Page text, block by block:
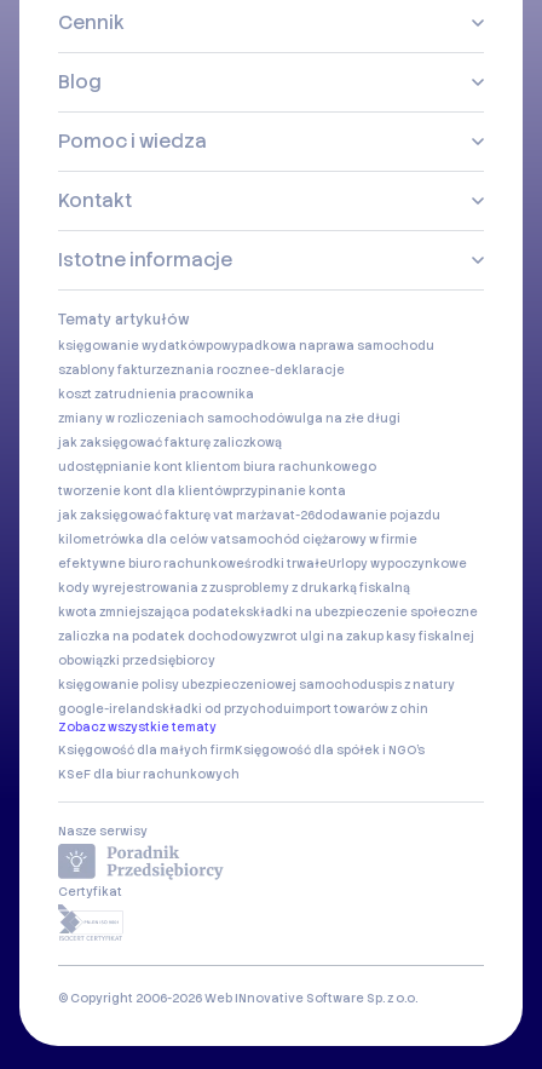
Cennik
Blog
Pomoc i wiedza
Kontakt
Istotne informacje
Tematy artykułów
księgowanie wydatkówpowypadkowa naprawa samochodu
szablony fakturzeznania rocznee-deklaracje
koszt zatrudnienia pracownika
zmiany w rozliczeniach samochodówulga na złe długi
jak zaksięgować fakturę zaliczkową
udostępnianie kont klientom biura rachunkowego
tworzenie kont dla klientówprzypinanie konta
jak zaksięgować fakturę vat marżavat-26dodawanie pojazdu
kilometrówka dla celów vatsamochód ciężarowy w firmie
efektywne biuro rachunkoweśrodki trwałeUrlopy wypoczynkowe
kody wyrejestrowania z zusproblemy z drukarką fiskalną
kwota zmniejszająca podatekskładki na ubezpieczenie społeczne
zaliczka na podatek dochodowyzwrot ulgi na zakup kasy fiskalnej
obowiązki przedsiębiorcy
księgowanie polisy ubezpieczeniowej samochoduspis z natury
google-ireland składki od przychoduimport towarów z chin
Zobacz wszystkie tematy
Księgowość dla małych firmKsięgowość dla spółek i NGO's
KSeF dla biur rachunkowych
Nasze serwisy
Certyfikat
© Copyright 2006-2026 Web INnovative Software Sp. z o.o.